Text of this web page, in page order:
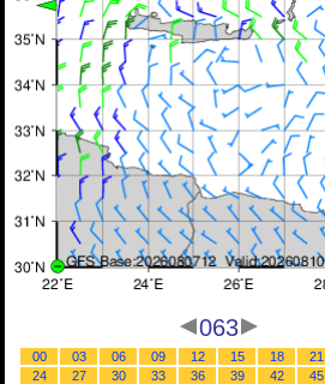
063
00 03 06 09 12 15 18
21
24
27 30 33 36 39 42
45